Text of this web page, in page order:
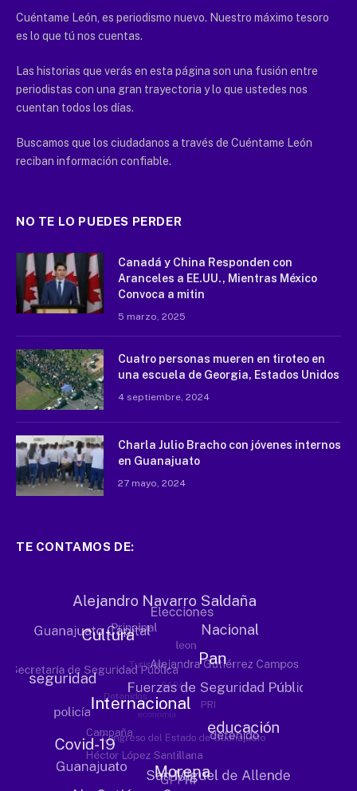
Cuéntame León, es periodismo nuevo. Nuestro máximo tesoro
es lo que tú nos cuentas.
Las historias que verás en esta página son una fusión entre
periodistas con una gran trayectoria y lo que ustedes nos
cuentan todos los días.
Buscamos que los ciudadanos a través de Cuéntame León
reciban información confiable.
NO TE LO PUEDES PERDER
Canadá y China Responden con
Aranceles a EE.UU., Mientras México
Convoca a mitin
5 marzo, 2025
Cuatro personas mueren en tiroteo en
una escuela de Georgia, Estados Unidos
4 septiembre, 2024
Charla Julio Bracho con jóvenes internos
en Guanajuato
27 mayo, 2024
TE CONTAMOS DE: